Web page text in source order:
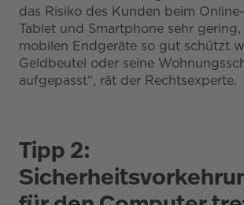
das Risiko des Kunden beim
Tablet und Smartphone sehr
mobilen Endgeräte so gut schützt
Geldbeutel oder seine
aufgepasst“, rät der Rechtsexperte.
Tipp 2: